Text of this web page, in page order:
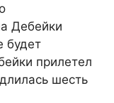
Дебейки
будет
прилетел
шесть